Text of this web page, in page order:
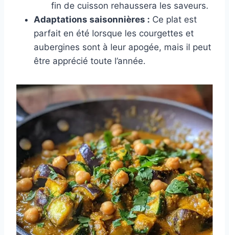
fin de cuisson rehaussera les saveurs.
Adaptations saisonnières : Ce plat est
parfait en été lorsque les courgettes et
aubergines sont à leur apogée, mais il peut
être apprécié toute l’année.